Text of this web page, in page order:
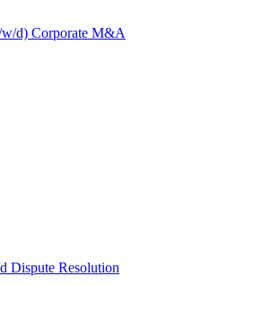
w/d) Corporate M&A
Dispute Resolution